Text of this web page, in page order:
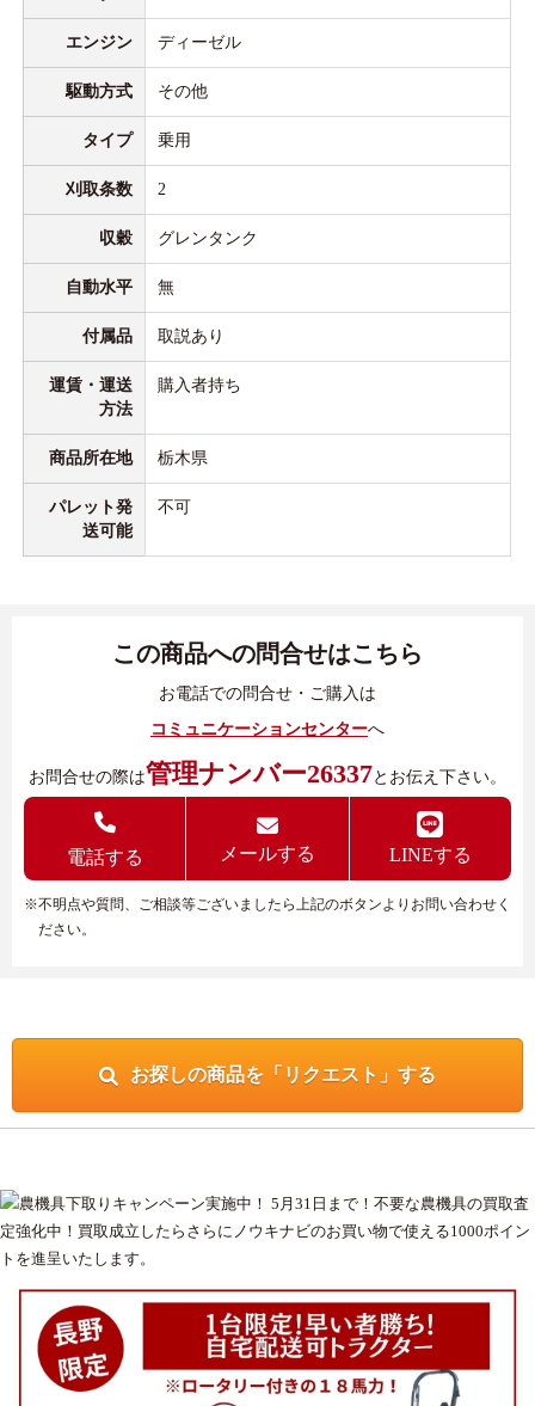
エンジン ディーゼル
駆動方式 その他
タイプ 乗用
刈取条数 2
収穀 グレンタンク
自動水平 無
付属品 取説あり
運賃・運送
方法
購入者持ち
商品所在地 栃木県
パレット発
送可能
不可
この商品への問合せはこちら
お電話での問合せ・ご購入は
コミュニケーションセンターへ
お問合せの際は管理ナンバー26337とお伝え下さい。
電話する メールする LINEする
※不明点や質問、ご相談等ございましたら上記のボタンよりお問い合わせく
ださい。
お探しの商品を「リクエスト」する